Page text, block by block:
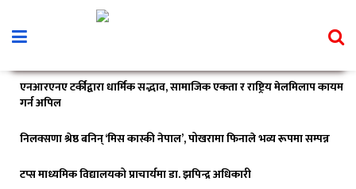
एनआरएनए टर्कीद्वारा धार्मिक सद्भाव, सामाजिक एकता र राष्ट्रिय मेलमिलाप कायम
गर्न अपिल
निलक्सणा श्रेष्ठ बनिन् ‘मिस कास्की नेपाल’, पोखरामा फिनाले भव्य रूपमा सम्पन्न
टप्स माध्यमिक विद्यालयको प्राचार्यमा डा. झपिन्द्र अधिकारी